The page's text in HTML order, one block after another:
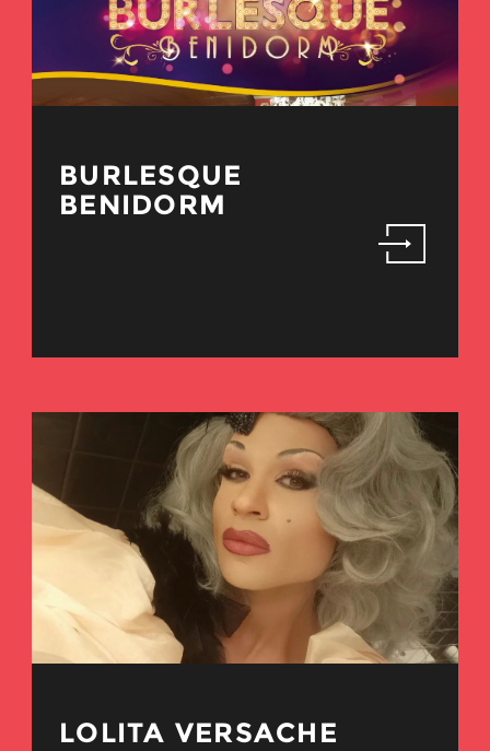
BURLESQUE
BENIDORM
LOLITA VERSACHE